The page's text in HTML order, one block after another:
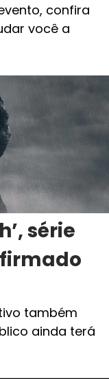
confira
você a
série
também
ainda terá